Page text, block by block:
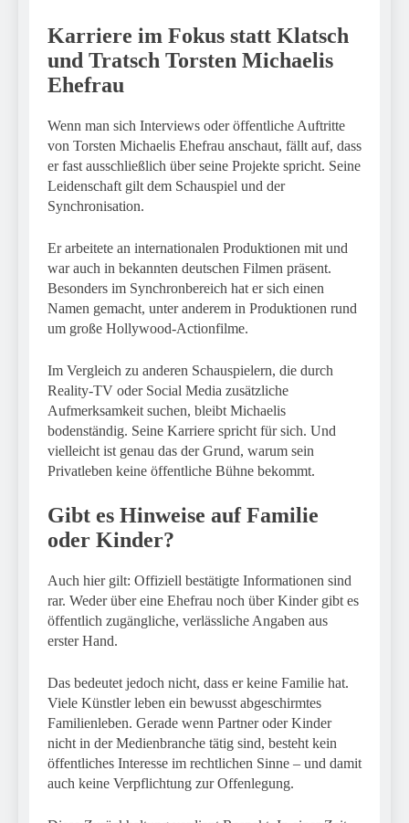
Karriere im Fokus statt Klatsch
und Tratsch Torsten Michaelis
Ehefrau
Wenn man sich Interviews oder öffentliche Auftritte
von Torsten Michaelis Ehefrau anschaut, fällt auf, dass
er fast ausschließlich über seine Projekte spricht. Seine
Leidenschaft gilt dem Schauspiel und der
Synchronisation.
Er arbeitete an internationalen Produktionen mit und
war auch in bekannten deutschen Filmen präsent.
Besonders im Synchronbereich hat er sich einen
Namen gemacht, unter anderem in Produktionen rund
um große Hollywood-Actionfilme.
Im Vergleich zu anderen Schauspielern, die durch
Reality-TV oder Social Media zusätzliche
Aufmerksamkeit suchen, bleibt Michaelis
bodenständig. Seine Karriere spricht für sich. Und
vielleicht ist genau das der Grund, warum sein
Privatleben keine öffentliche Bühne bekommt.
Gibt es Hinweise auf Familie
oder Kinder?
Auch hier gilt: Offiziell bestätigte Informationen sind
rar. Weder über eine Ehefrau noch über Kinder gibt es
öffentlich zugängliche, verlässliche Angaben aus
erster Hand.
Das bedeutet jedoch nicht, dass er keine Familie hat.
Viele Künstler leben ein bewusst abgeschirmtes
Familienleben. Gerade wenn Partner oder Kinder
nicht in der Medienbranche tätig sind, besteht kein
öffentliches Interesse im rechtlichen Sinne – und damit
auch keine Verpflichtung zur Offenlegung.